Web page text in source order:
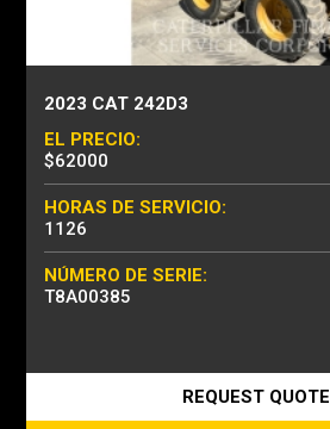
2023 CAT 242D3
EL PRECIO:
$62000
HORAS DE SERVICIO:
1126
NÚMERO DE SERIE:
T8A00385
REQUEST QUOTE